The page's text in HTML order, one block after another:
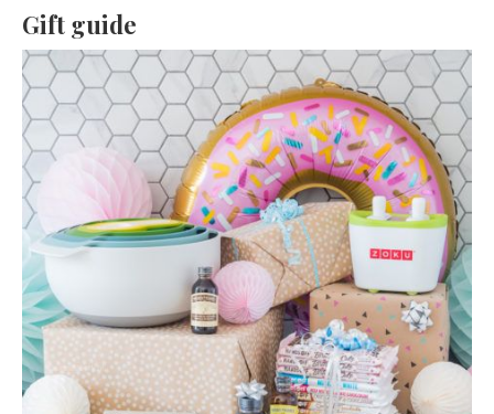
Gift guide